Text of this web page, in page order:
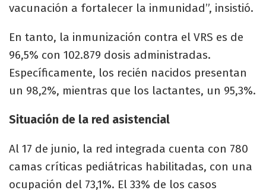
vacunación a fortalecer la inmunidad”, insistió.
En tanto, la inmunización contra el VRS es de
96,5% con 102.879 dosis administradas.
Específicamente, los recién nacidos presentan
un 98,2%, mientras que los lactantes, un 95,3%.​
Situación de la red asistencial
Al 17 de junio, la red integrada cuenta con 780
camas críticas pediátricas habilitadas, con una
ocupación del 73,1%. El 33% de los casos